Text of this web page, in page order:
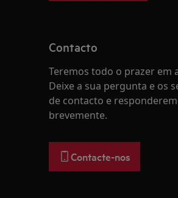
Contacto
Teremos todo o prazer em
Deixe a sua pergunta e os
de contacto e
brevemente.
Contacte-nos